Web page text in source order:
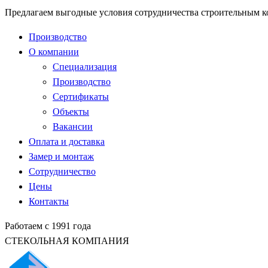
Предлагаем выгодные условия сотрудничества строительным
Производство
О компании
Специализация
Производство
Сертификаты
Объекты
Вакансии
Оплата и доставка
Замер и монтаж
Сотрудничество
Цены
Контакты
Работаем с 1991 года
СТЕКОЛЬНАЯ КОМПАНИЯ